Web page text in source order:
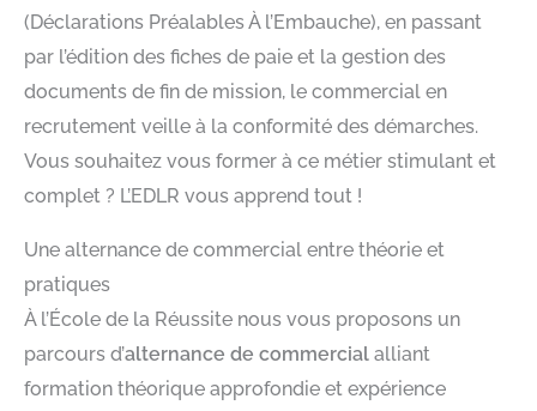
(Déclarations Préalables À l’Embauche), en passant
par l’édition des fiches de paie et la gestion des
documents de fin de mission, le commercial en
recrutement veille à la conformité des démarches.
Vous souhaitez vous former à ce métier stimulant et
complet ? L’EDLR vous apprend tout !
Une alternance de commercial entre théorie et
pratiques
À l’École de la Réussite nous vous proposons un
parcours d’alternance de commercial alliant
formation théorique approfondie et expérience